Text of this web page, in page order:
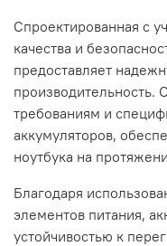
Спроектированная с
качества и
предоставляет
производительность.
требованиям и
аккумуляторов,
ноутбука на
Благодаря
элементов питания,
устойчивостью к